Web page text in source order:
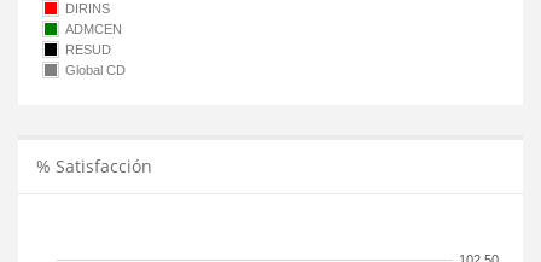
DIRINS
ADMCEN
RESUD
Global CD
% Satisfacción